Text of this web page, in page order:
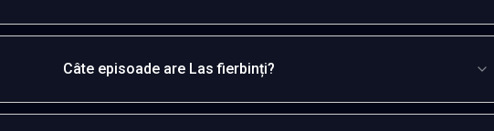
Câte episoade are Las fierbinți?